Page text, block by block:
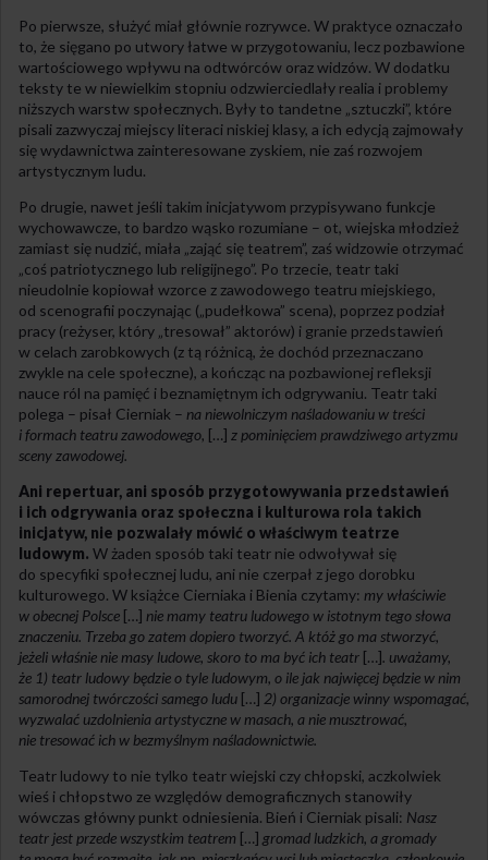
Po pierwsze, służyć miał głównie rozrywce. W praktyce oznaczało
to, że sięgano po utwory łatwe w przygotowaniu, lecz pozbawione
wartościowego wpływu na odtwórców oraz widzów. W dodatku
teksty te w niewielkim stopniu odzwierciedlały realia i problemy
niższych warstw społecznych. Były to tandetne „sztuczki”, które
pisali zazwyczaj miejscy literaci niskiej klasy, a ich edycją zajmowały
się wydawnictwa zainteresowane zyskiem, nie zaś rozwojem
artystycznym ludu.
Po drugie, nawet jeśli takim inicjatywom przypisywano funkcje
wychowawcze, to bardzo wąsko rozumiane – ot, wiejska młodzież
zamiast się nudzić, miała „zająć się teatrem”, zaś widzowie otrzymać
„coś patriotycznego lub religijnego”. Po trzecie, teatr taki
nieudolnie kopiował wzorce z zawodowego teatru miejskiego,
od scenografii poczynając („pudełkowa” scena), poprzez podział
pracy (reżyser, który „tresował” aktorów) i granie przedstawień
w celach zarobkowych (z tą różnicą, że dochód przeznaczano
zwykle na cele społeczne), a kończąc na pozbawionej refleksji
nauce ról na pamięć i beznamiętnym ich odgrywaniu. Teatr taki
polega – pisał Cierniak – na niewolniczym naśladowaniu w treści
i formach teatru zawodowego, […] z pominięciem prawdziwego artyzmu
sceny zawodowej.
Ani repertuar, ani sposób przygotowywania przedstawień
i ich odgrywania oraz społeczna i kulturowa rola takich
inicjatyw, nie pozwalały mówić o właściwym teatrze
ludowym. W żaden sposób taki teatr nie odwoływał się
do specyfiki społecznej ludu, ani nie czerpał z jego dorobku
kulturowego. W książce Cierniaka i Bienia czytamy: my właściwie
w obecnej Polsce […] nie mamy teatru ludowego w istotnym tego słowa
znaczeniu. Trzeba go zatem dopiero tworzyć. A któż go ma stworzyć,
jeżeli właśnie nie masy ludowe, skoro to ma być ich teatr […]. uważamy,
że 1) teatr ludowy będzie o tyle ludowym, o ile jak najwięcej będzie w nim
samorodnej twórczości samego ludu […] 2) organizacje winny wspomagać,
wyzwalać uzdolnienia artystyczne w masach, a nie musztrować,
nie tresować ich w bezmyślnym naśladownictwie.
Teatr ludowy to nie tylko teatr wiejski czy chłopski, aczkolwiek
wieś i chłopstwo ze względów demograficznych stanowiły
wówczas główny punkt odniesienia. Bień i Cierniak pisali: Nasz
teatr jest przede wszystkim teatrem […] gromad ludzkich, a gromady